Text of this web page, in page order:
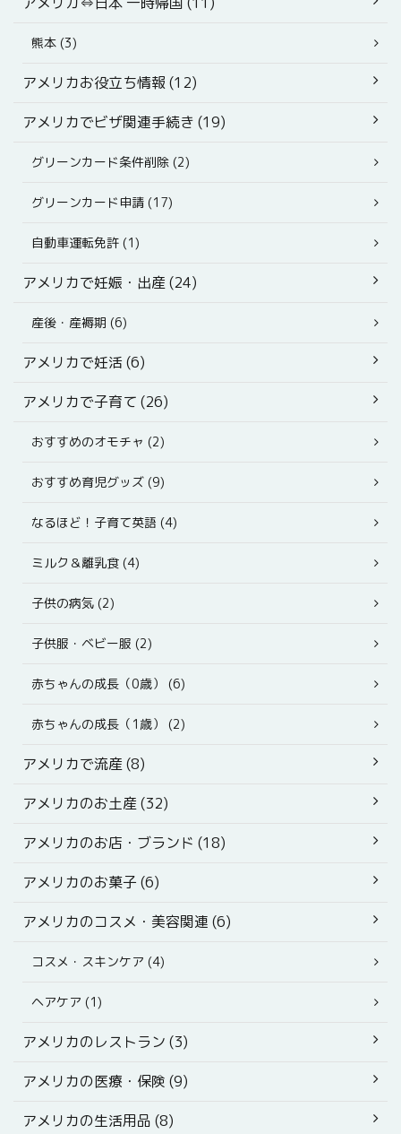
熊本 (3)
アメリカお役立ち情報 (12)
アメリカでビザ関連手続き (19)
グリーンカード条件削除 (2)
グリーンカード申請 (17)
自動車運転免許 (1)
アメリカで妊娠・出産 (24)
産後・産褥期 (6)
アメリカで妊活 (6)
アメリカで子育て (26)
おすすめのオモチャ (2)
おすすめ育児グッズ (9)
なるほど！子育て英語 (4)
ミルク＆離乳食 (4)
子供の病気 (2)
子供服・ベビー服 (2)
赤ちゃんの成長（0歳） (6)
赤ちゃんの成長（1歳） (2)
アメリカで流産 (8)
アメリカのお土産 (32)
アメリカのお店・ブランド (18)
アメリカのお菓子 (6)
アメリカのコスメ・美容関連 (6)
コスメ・スキンケア (4)
ヘアケア (1)
アメリカのレストラン (3)
アメリカの医療・保険 (9)
アメリカの生活用品 (8)